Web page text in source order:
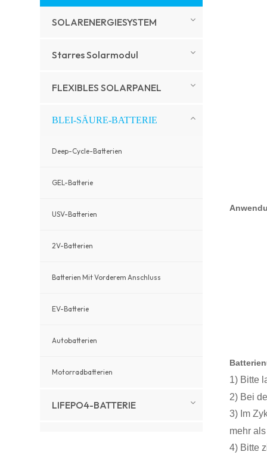
1) Bitte
2) Bei
3) Im
mehr
4) Bitte
SOLARENERGIESYSTEM
Starres Solarmodul
FLEXIBLES SOLARPANEL
BLEI-SÄURE-BATTERIE
Deep-Cycle-Batterien
GEL-Batterie
USV-Batterien
2V-Batterien
Batterien Mit Vorderem Anschluss
EV-Batterie
Autobatterien
Motorradbatterien
LIFEPO4-BATTERIE